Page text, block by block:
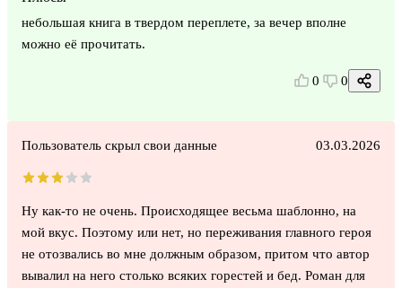
небольшая книга в твердом переплете, за вечер вполне
можно её прочитать.
0 0
Пользователь скрыл свои данные 03.03.2026
Ну как-то не очень. Происходящее весьма шаблонно, на
мой вкус. Поэтому или нет, но переживания главного героя
не отозвались во мне должным образом, притом что автор
вывалил на него столько всяких горестей и бед. Роман для